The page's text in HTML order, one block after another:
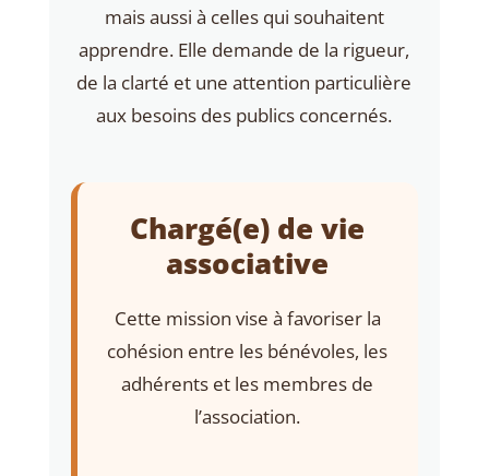
mais aussi à celles qui souhaitent
apprendre. Elle demande de la rigueur,
de la clarté et une attention particulière
aux besoins des publics concernés.
Chargé(e) de vie
associative
Cette mission vise à favoriser la
cohésion entre les bénévoles, les
adhérents et les membres de
l’association.